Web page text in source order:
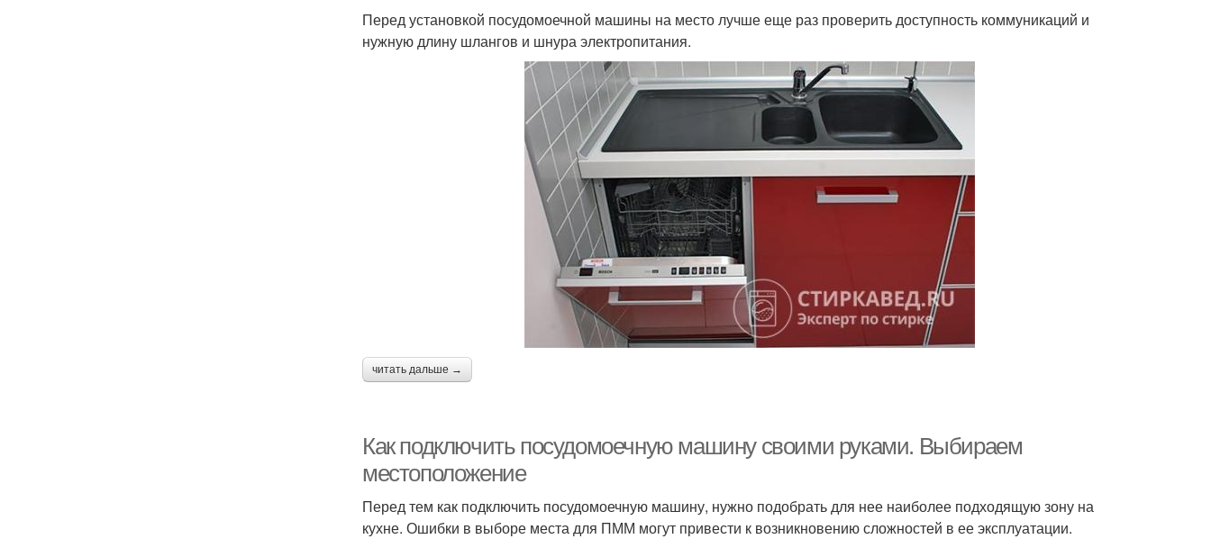
Перед установкой посудомоечной машины на место лучше еще раз проверить доступность коммуникаций и
нужную длину шлангов и шнура электропитания.
читать дальше →
Как подключить посудомоечную машину своими руками. Выбираем
местоположение
Перед тем как подключить посудомоечную машину, нужно подобрать для нее наиболее подходящую зону на
кухне. Ошибки в выборе места для ПММ могут привести к возникновению сложностей в ее эксплуатации.